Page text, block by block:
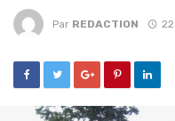
Par REDACTION